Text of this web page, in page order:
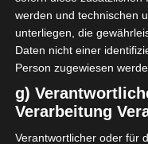
Ein
Hand
ich
Einen
mein
werden und technischen
unterliegen, die
Daten nicht einer
Person zugewiesen
g)
Verarbeitung
Verantwortlicher oder für